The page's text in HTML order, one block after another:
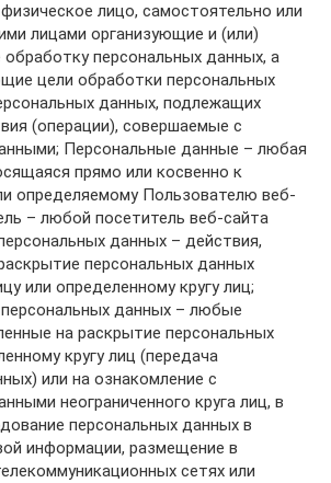
лицо, самостоятельно или
лицами организующие и (или)
персональных данных, а
цели обработки персональных
данных, подлежащих
(операции), совершаемые с
Персональные данные – любая
прямо или косвенно к
определяемому Пользователю веб-
– любой посетитель веб-сайта
данных – действия,
персональных данных
или определенному кругу лиц;
данных – любые
на раскрытие персональных
кругу лиц (передача
или на ознакомление с
неограниченного круга лиц, в
персональных данных в
информации, размещение в
сетях или